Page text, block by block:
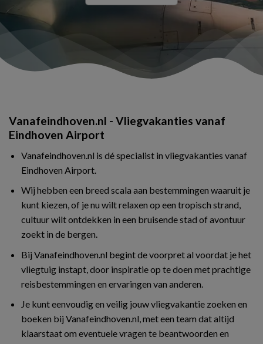
Vanafeindhoven.nl - Vliegvakanties vanaf
Eindhoven Airport
Vanafeindhoven.nl is dé specialist in vliegvakanties vanaf
Eindhoven Airport.
Wij hebben een breed scala aan bestemmingen waaruit je
kunt kiezen, of je nu wilt relaxen op een tropisch strand,
cultuur wilt ontdekken in een bruisende stad of avontuur
zoekt in de bergen.
Bij Vanafeindhoven.nl begint de voorpret al voordat je het
vliegtuig instapt, door inspiratie op te doen met prachtige
reisbestemmingen en ervaringen van anderen.
Je kunt eenvoudig en veilig jouw vliegvakantie zoeken en
boeken bij Vanafeindhoven.nl, met een team dat altijd
klaarstaat om eventuele vragen te beantwoorden en